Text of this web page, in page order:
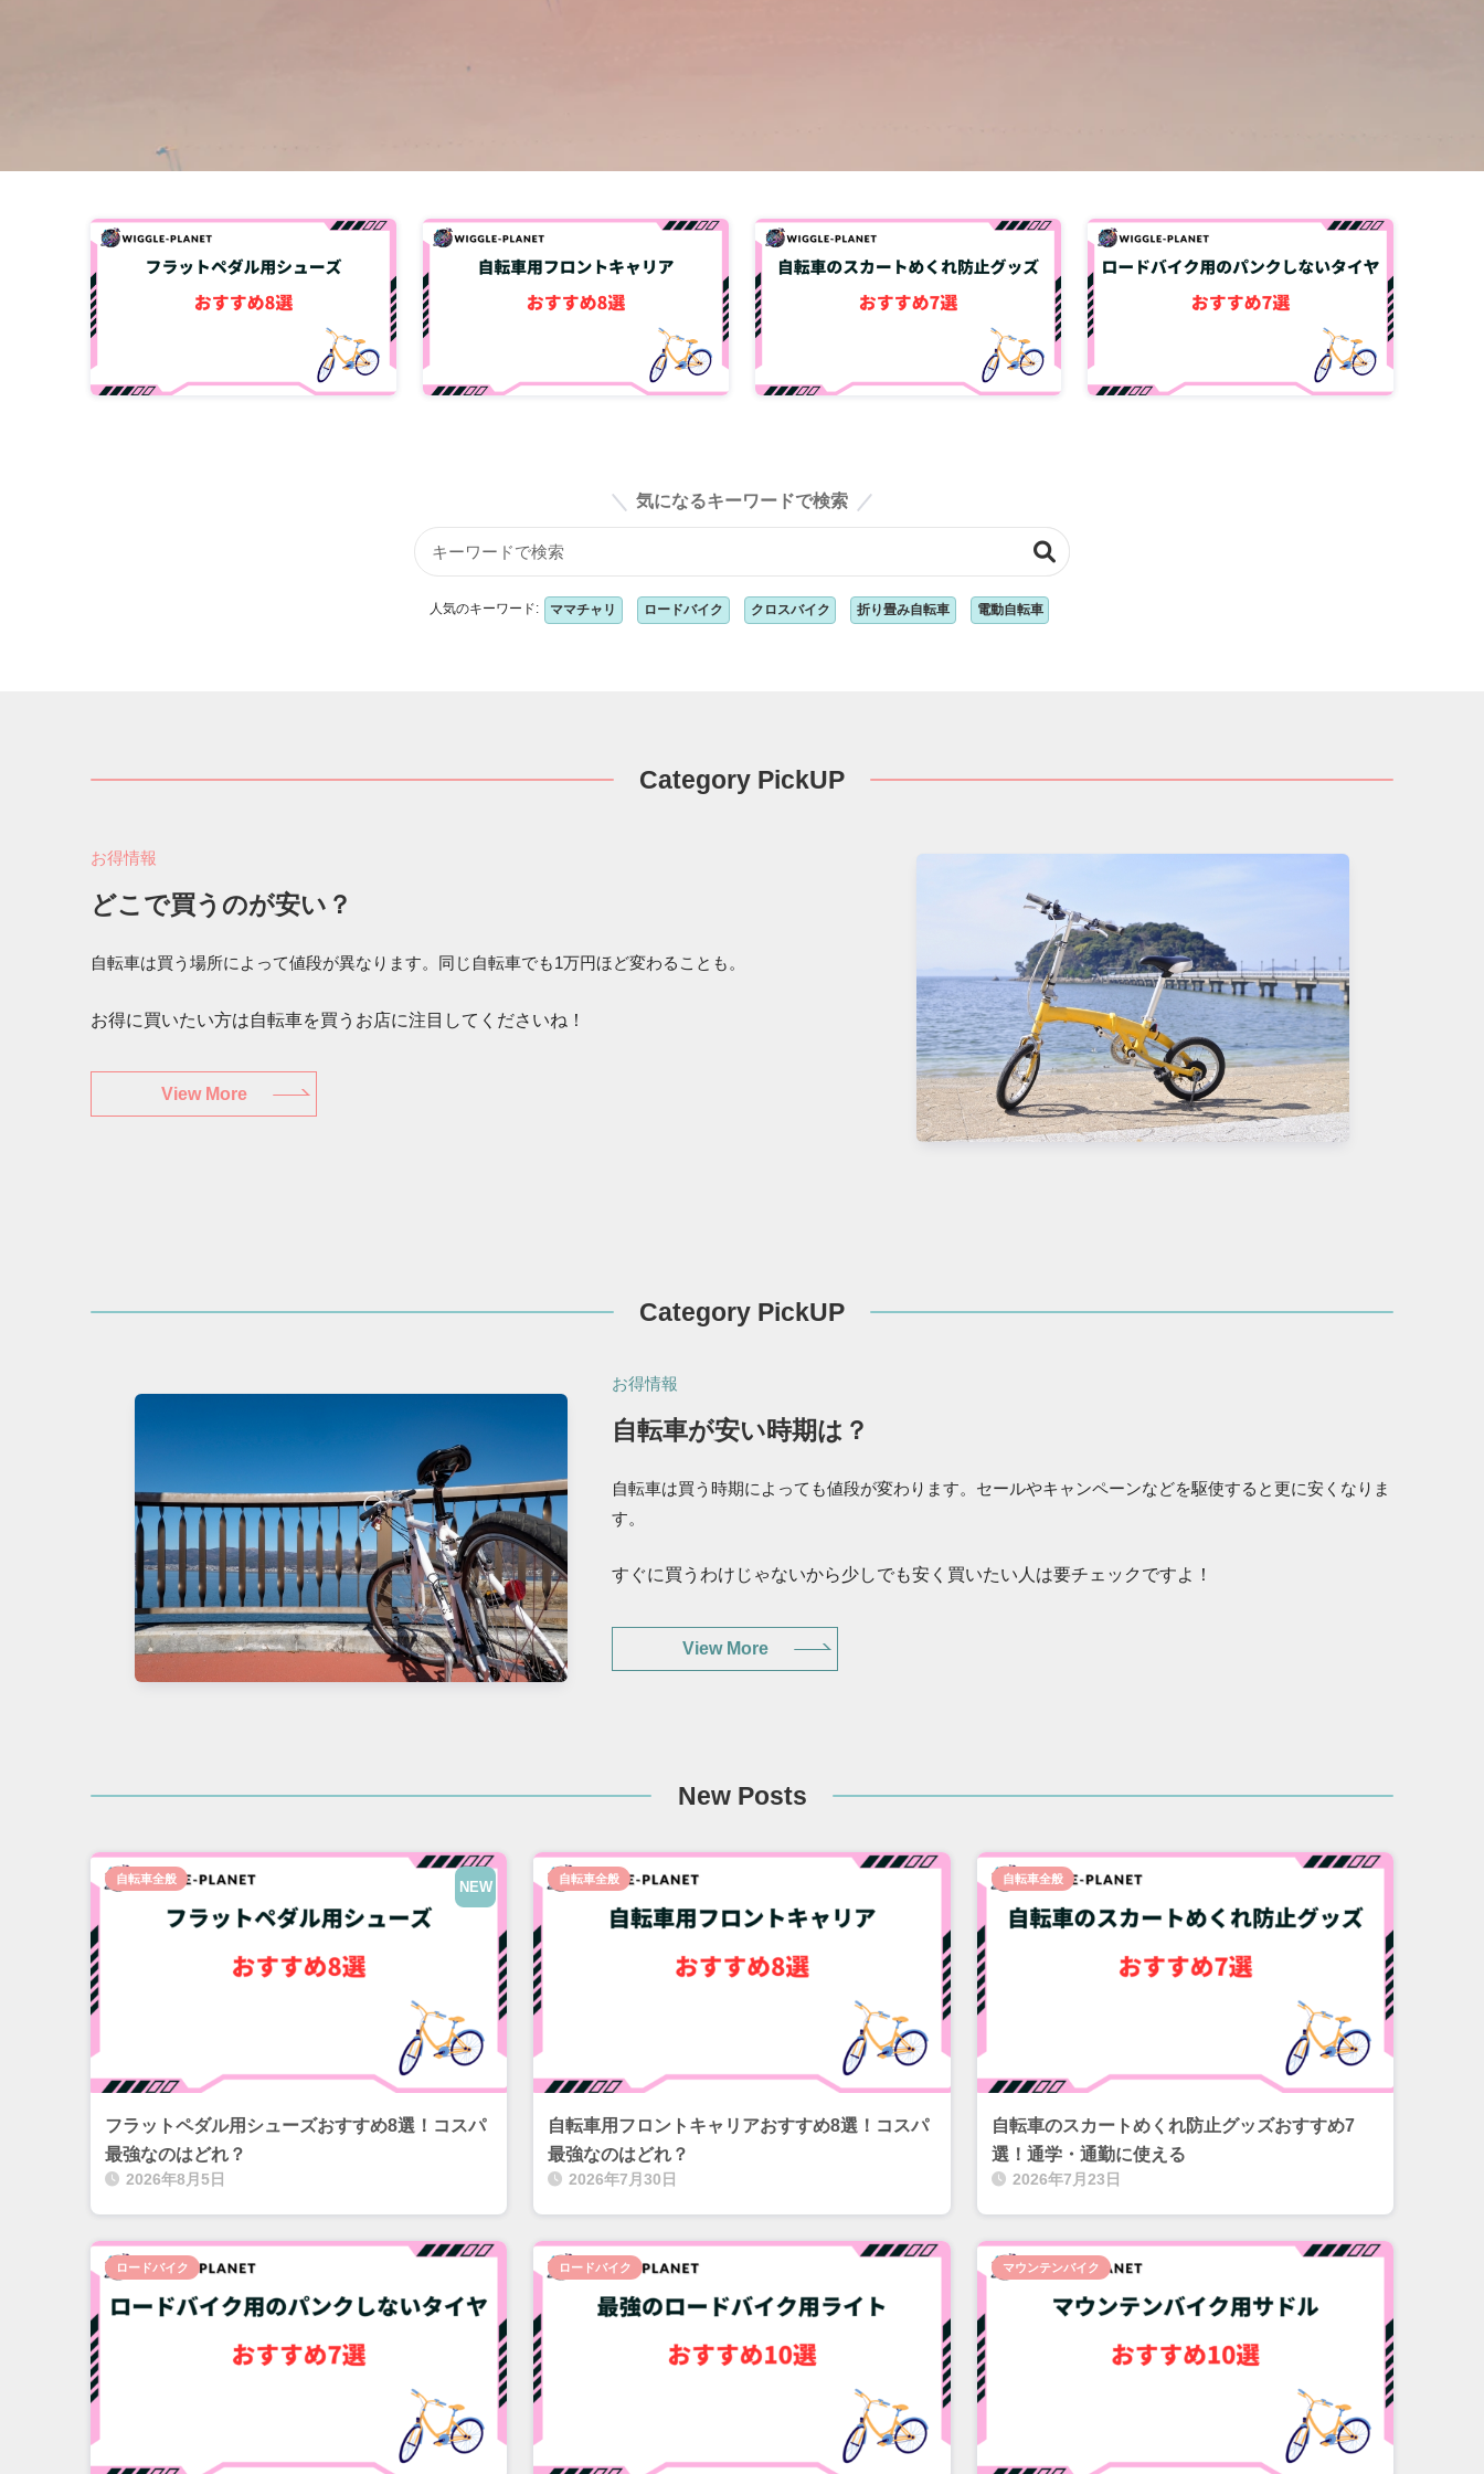
気になるキーワードで検索
人気のキーワード: ママチャリ ロードバイク クロスバイク 折り畳み自転車 電動自転車
Category PickUP
お得情報
どこで買うのが安い？
自転車は買う場所によって値段が異なります。同じ自転車でも1万円ほど変わることも。
お得に買いたい方は自転車を買うお店に注目してくださいね！
View More
Category PickUP
お得情報
自転車が安い時期は？
自転車は買う時期によっても値段が変わります。セールやキャンペーンなどを駆使すると更に安くなりま
す。
すぐに買うわけじゃないから少しでも安く買いたい人は要チェックですよ！
View More
New Posts
フラットペダル用シューズおすすめ8選！コスパ
最強なのはどれ？
2026年8月5日
自転車全般 NEW
自転車用フロントキャリアおすすめ8選！コスパ
最強なのはどれ？
2026年7月30日
自転車全般
自転車のスカートめくれ防止グッズおすすめ7
選！通学・通勤に使える
2026年7月23日
自転車全般
ロードバイク ロードバイク マウンテンバイク